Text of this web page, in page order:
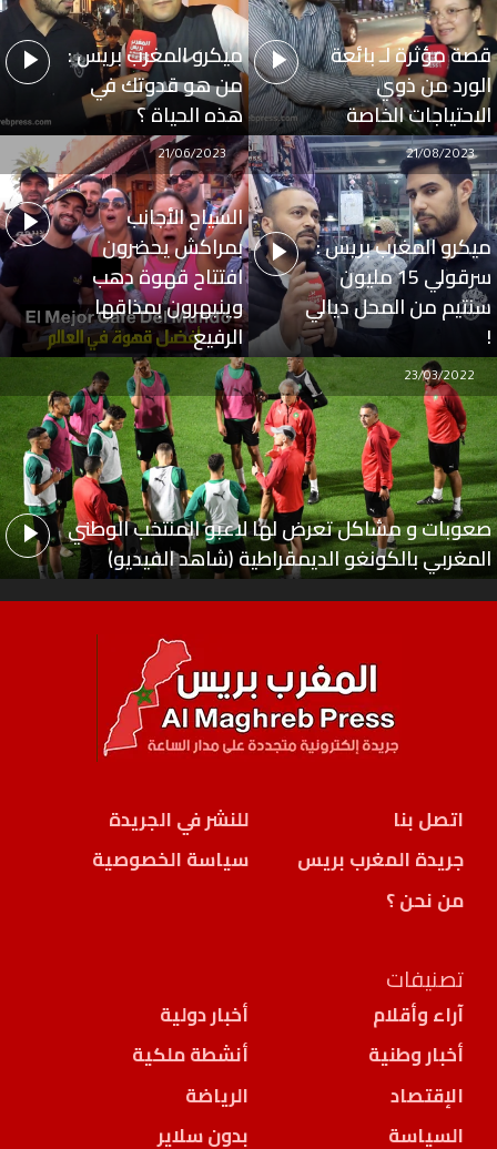
قصة مؤثرة لـ بائعة
الورد من ذوي
الاحتياجات الخاصة
ميكرو المغرب بريس :
من هو قدوتك في
هذه الحياة ؟
ميكرو المغرب بريس :
سرقولي 15 مليون
سنتيم من المحل ديالي
!
21/08/2023
السياح الأجانب
بمراكش يحضرون
افتتاح قهوة دهب
وينبهرون بمذاقها
الرفيع
21/06/2023
صعوبات و مشاكل تعرض لها لاعبو المنتخب الوطني
المغربي بالكونغو الديمقراطية (شاهد الفيديو)
23/03/2022
اتصل بنا
للنشر في الجريدة
جريدة المغرب بريس
سياسة الخصوصية
من نحن ؟
تصنيفات
آراء وأقلام
أخبار دولية
أخبار وطنية
أنشطة ملكية
الإقتصاد
الرياضة
السياسة
بدون سلاير